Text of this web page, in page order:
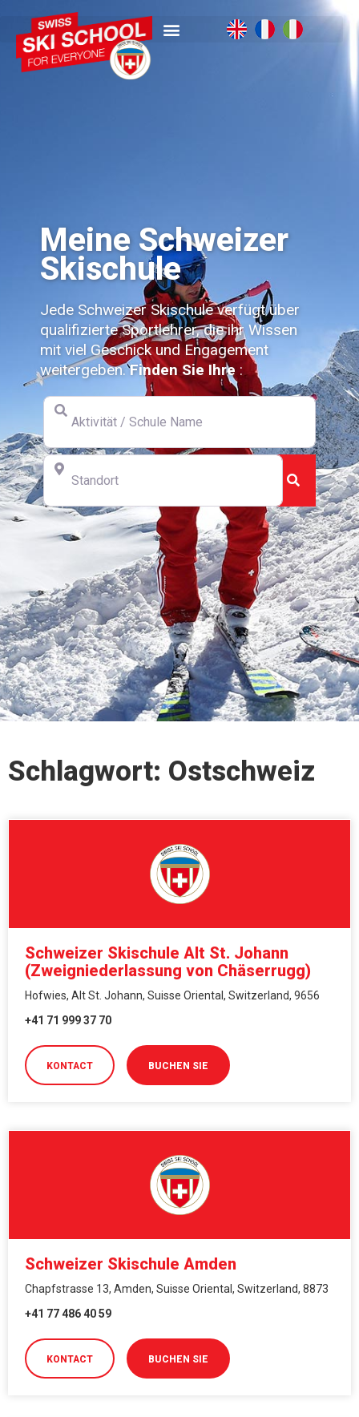
Meine Schweizer
Skischule
Jede Schweizer Skischule verfügt über
qualifizierte Sportlehrer, die ihr Wissen
mit viel Geschick und Engagement
weitergeben.Finden Sie Ihre :
Aktivität / Schule Name
Standort
Suchen
Schlagwort: Ostschweiz
Schweizer Skischule Alt St. Johann
(Zweigniederlassung von Chäserrugg)
Hofwies, Alt St. Johann, Suisse Oriental, Switzerland, 9656
+41 71 999 37 70
KONTACT BUCHEN SIE
Schweizer Skischule Amden
Chapfstrasse 13, Amden, Suisse Oriental, Switzerland, 8873
+41 77 486 40 59
KONTACT BUCHEN SIE